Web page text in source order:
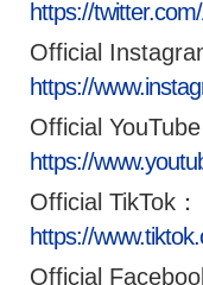
https://
Official
https://
Official
https://
Official TikTok：
https://
Official